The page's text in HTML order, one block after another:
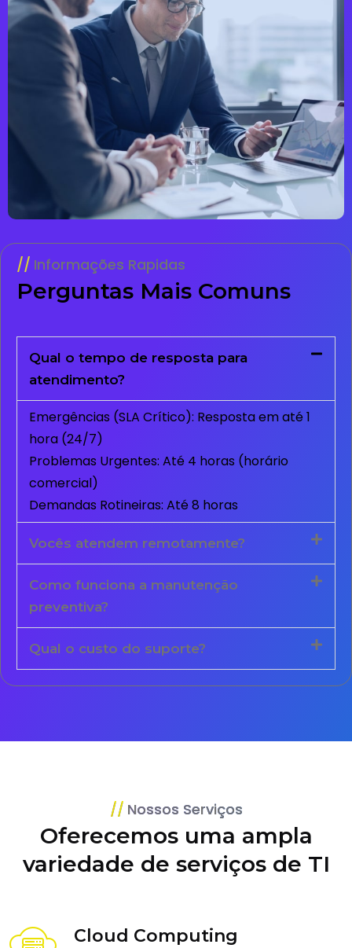
Informações Rapidas
Perguntas Mais Comuns
Qual o tempo de resposta para
atendimento?
Emergências (SLA Crítico): Resposta em até 1
hora (24/7)
Problemas Urgentes: Até 4 horas (horário
comercial)
Demandas Rotineiras: Até 8 horas
Vocês atendem remotamente?
Como funciona a manutenção
preventiva?
Qual o custo do suporte?
Nossos Serviços
Oferecemos uma ampla
variedade de serviços de TI
Cloud Computing